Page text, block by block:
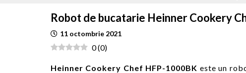
Robot de bucatarie Heinner Cookery
11 octombrie 2021
0(0)
Heinner Cookery Chef HFP-1000BK este un